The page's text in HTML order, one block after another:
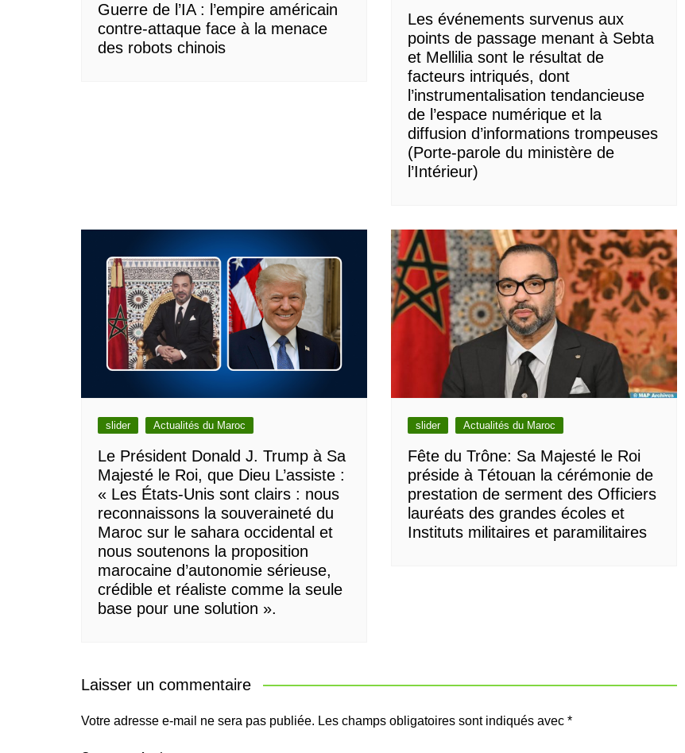
Guerre de l’IA : l’empire américain
contre-attaque face à la menace
des robots chinois
Les événements survenus aux
points de passage menant à Sebta
et Mellilia sont le résultat de
facteurs intriqués, dont
l’instrumentalisation tendancieuse
de l’espace numérique et la
diffusion d’informations trompeuses
(Porte-parole du ministère de
l’Intérieur)
slider Actualités du Maroc
Le Président Donald J. Trump à Sa
Majesté le Roi, que Dieu L’assiste :
« Les États-Unis sont clairs : nous
reconnaissons la souveraineté du
Maroc sur le sahara occidental et
nous soutenons la proposition
marocaine d’autonomie sérieuse,
crédible et réaliste comme la seule
base pour une solution ».
slider Actualités du Maroc
Fête du Trône: Sa Majesté le Roi
préside à Tétouan la cérémonie de
prestation de serment des Officiers
lauréats des grandes écoles et
Instituts militaires et paramilitaires
Laisser un commentaire
Votre adresse e-mail ne sera pas publiée. Les champs obligatoires sont indiqués avec *